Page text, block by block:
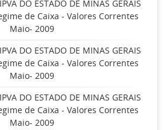
DO ESTADO DE MINAS GERAIS
de Caixa - Valores Correntes
Maio- 2009
DO ESTADO DE MINAS GERAIS
de Caixa - Valores Correntes
Maio- 2009
DO ESTADO DE MINAS GERAIS
de Caixa - Valores Correntes
Maio- 2009